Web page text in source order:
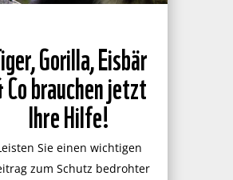
Gorilla, Eisbär
Co brauchen jetzt
Ihre Hilfe!
Sie einen wichtigen
zum Schutz bedrohter